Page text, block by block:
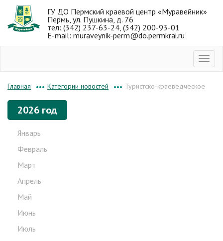
ГУ ДО Пермский краевой центр «Муравейник»
Пермь, ул. Пушкина, д. 76
тел: (342) 237-63-24, (342) 200-93-01
E-mail: muraveynik-perm@do.permkrai.ru
Главная ••• Категории новостей ••• Туристско-краеведческое
2026 год
Январь
Февраль
Март
Апрель
Май
Июнь
Июль